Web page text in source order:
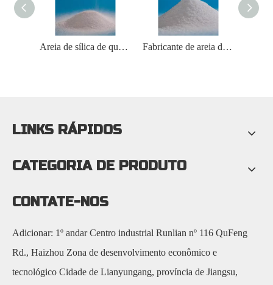
Areia de sílica de quartzo para vidro movido a energia solar Fabricante de areia de quartzo natural de alta pureza
LINKS RÁPIDOS
CATEGORIA DE PRODUTO
CONTATE-NOS
Adicionar: 1º andar Centro industrial Runlian nº 116 QuFeng
Rd., Haizhou Zona de desenvolvimento econômico e
tecnológico Cidade de Lianyungang, província de Jiangsu,